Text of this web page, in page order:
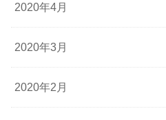
2020年4月
2020年3月
2020年2月